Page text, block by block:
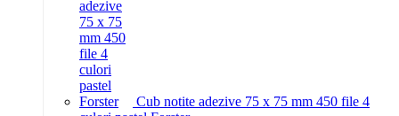
Cub notite adezive 75 x 75 mm 450 file 4